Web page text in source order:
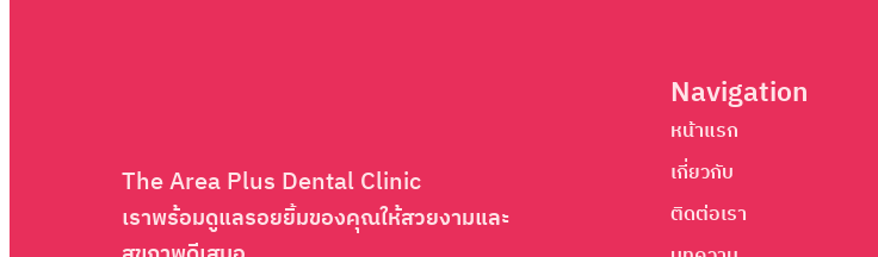
The Area Plus Dental Clinic
เราพร้อมดูแลรอยยิ้มของคุณให้สวยงามและ
Navigation
หน้าแรก
เกี่ยวกับ
ติดต่อเรา